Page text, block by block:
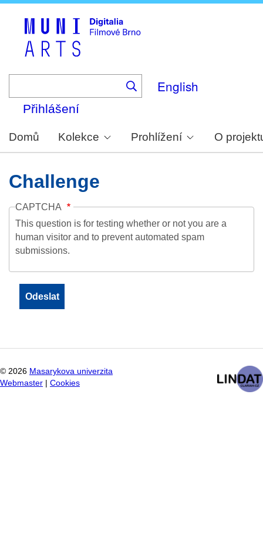
English
Přihlášení
Domů Kolekce Prohlížení O
Challenge
CAPTCHA
This question is for testing whether or not you are a
human visitor and to prevent automated spam
submissions.
© 2026 Masarykova univerzita
Webmaster
Cookies